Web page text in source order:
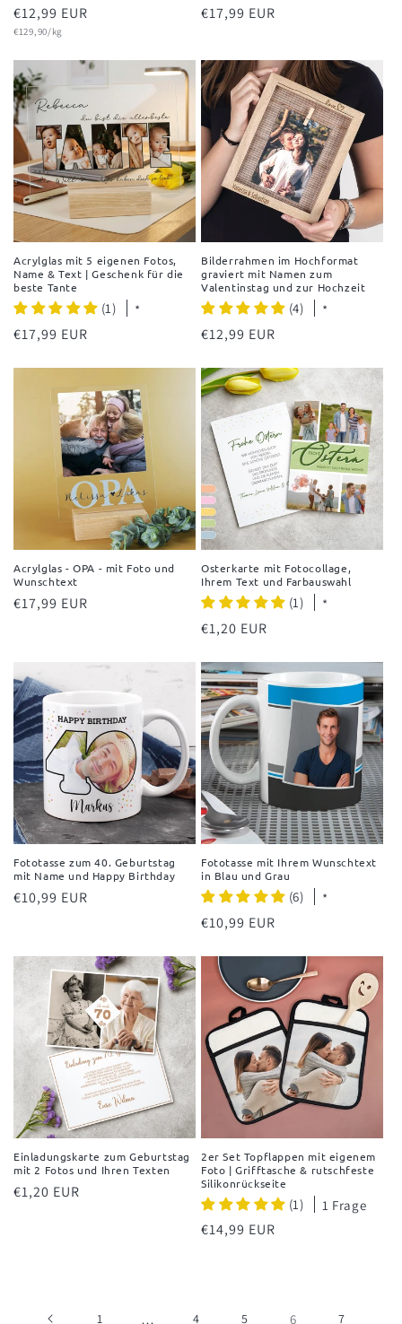
Normaler
Preis
€12,99 EUR
Grundpreis
€129,90/kg
Normaler
€17,99 EUR
Acrylglas mit 5 eigenen Fotos,
Name & Text | Geschenk für die
beste Tante
(1) *
Normaler
€17,99 EUR
Bilderrahmen im Hochformat
graviert mit Namen zum
Valentinstag und zur Hochzeit
(4) *
Normaler
€12,99 EUR
Acrylglas - OPA - mit Foto und
Wunschtext
Normaler
€17,99 EUR
Osterkarte mit Fotocollage,
Ihrem Text und Farbauswahl
(1) *
Normaler
€1,20 EUR
Fototasse zum 40. Geburtstag
mit Name und Happy Birthday
Normaler
€10,99 EUR
Fototasse mit Ihrem Wunschtext
in Blau und Grau
(6) *
Normaler
€10,99 EUR
Einladungskarte zum Geburtstag
mit 2 Fotos und Ihren Texten
Normaler
€1,20 EUR
2er Set Topflappen mit eigenem
Foto | Grifftasche & rutschfeste
Silikonrückseite
(1) 1 Frage
Normaler
€14,99 EUR
1 … 4 5 6 7